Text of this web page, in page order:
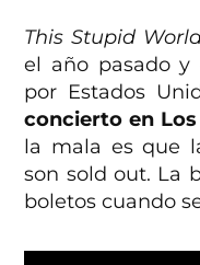
This Stupid
el año pasado
por Estados
concierto en
la mala es que
son sold out. La
boletos cuando